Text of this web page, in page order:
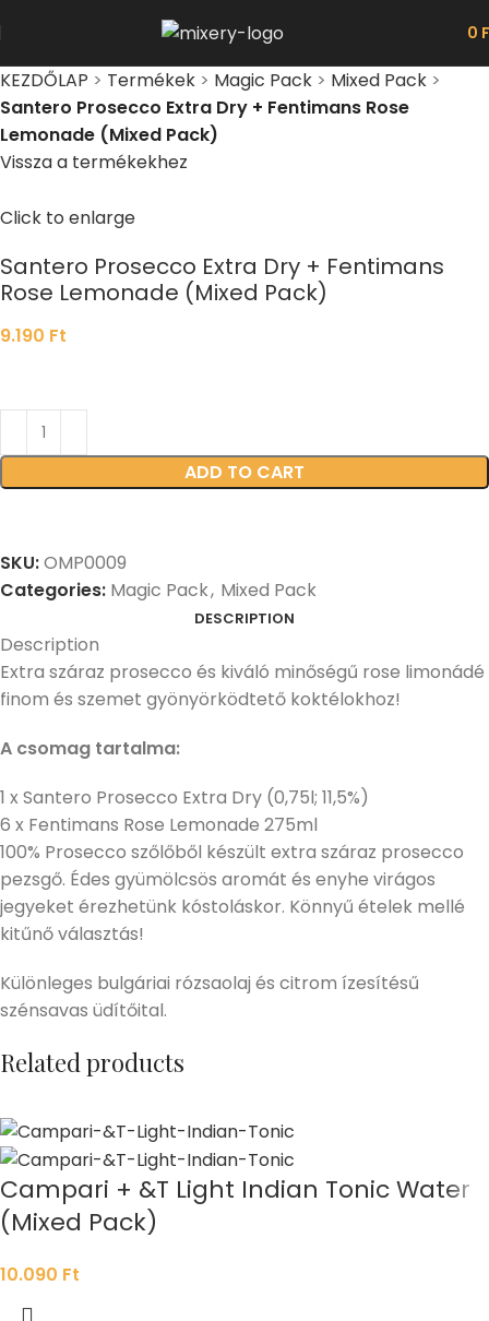
0
KEZDŐLAP > Termékek > Magic Pack > Mixed Pack >
Santero Prosecco Extra Dry + Fentimans Rose
Lemonade (Mixed Pack)
Vissza a termékekhez
Click to enlarge
Santero Prosecco Extra Dry + Fentimans
Rose Lemonade (Mixed Pack)
9.190 Ft
ADD TO CART
SKU:OMP0009
Categories: Magic Pack, Mixed Pack
DESCRIPTION
Description
Extra száraz prosecco és kiváló minőségű rose limonádé
finom és szemet gyönyörködtető koktélokhoz!
A csomag tartalma:
1 x Santero Prosecco Extra Dry (0,75l; 11,5%)
6 x Fentimans Rose Lemonade 275ml
100% Prosecco szőlőből készült extra száraz prosecco
pezsgő. Édes gyümölcsös aromát és enyhe virágos
jegyeket érezhetünk kóstoláskor. Könnyű ételek mellé
kitűnő választás!
Különleges bulgáriai rózsaolaj és citrom ízesítésű
szénsavas üdítőital.
Related products
Campari + &T Light Indian Tonic Water
(Mixed Pack)
10.090 Ft